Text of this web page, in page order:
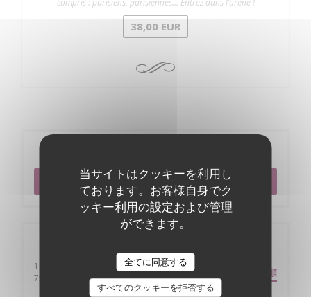
当サイトはクッキーを利用し
ております。お客様自身でク
ッキー利用の設定および管理
ができます。
全てに同意する
すべてのクッキーを拒否する
compris : parisiens, parisiennes… Entrez dans l’arène !
38,00 EUR
予約
141 rue saint Martin
75004 Paris
((新しいウィンドウで開きます)) 道順